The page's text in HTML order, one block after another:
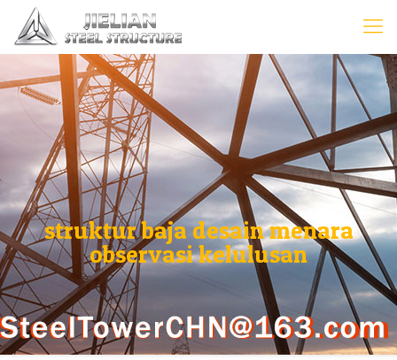
struktur baja desain menara
observasi kelulusan